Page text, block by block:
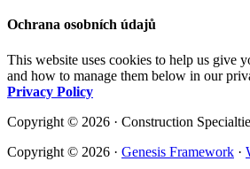
Ochrana osobních údajů
This website uses cookies to help us give
and how to manage them below in our
Privacy Policy
Copyright © 2026 · Construction
Copyright © 2026 · Genesis Framework ·